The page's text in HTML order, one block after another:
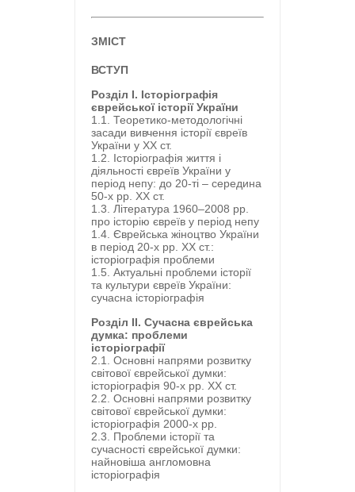
ЗМІСТ
ВСТУП
Розділ І. Історіографія
єврейської історії України
1.1. Теоретико-методологічні
засади вивчення історії євреїв
України у ХХ ст.
1.2. Історіографія життя і
діяльності євреїв України у
період непу: до 20-ті – середина
50-х рр. ХХ ст.
1.3. Література 1960–2008 рр.
про історію євреїв у період непу
1.4. Єврейська жіноцтво України
в період 20-х рр. ХХ ст.:
історіографія проблеми
1.5. Актуальні проблеми історії
та культури євреїв України:
сучасна історіографія
Розділ ІІ. Сучасна єврейська
думка: проблеми
історіографії
2.1. Основні напрями розвитку
світової єврейської думки:
історіографія 90-х рр. ХХ ст.
2.2. Основні напрями розвитку
світової єврейської думки:
історіографія 2000-х рр.
2.3. Проблеми історії та
сучасності єврейської думки:
найновіша англомовна
історіографія